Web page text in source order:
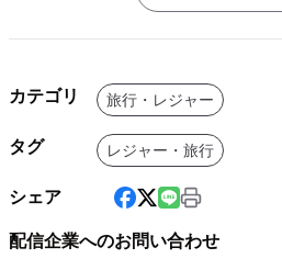
カテゴリ 旅行・レジャー
タグ レジャー・旅行
シェア
配信企業へのお問い合わせ